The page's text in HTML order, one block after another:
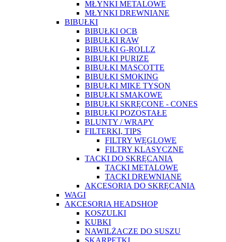
MŁYNKI METALOWE
MŁYNKI DREWNIANE
BIBUŁKI
BIBUŁKI OCB
BIBUŁKI RAW
BIBUŁKI G-ROLLZ
BIBUŁKI PURIZE
BIBUŁKI MASCOTTE
BIBUŁKI SMOKING
BIBUŁKI MIKE TYSON
BIBUŁKI SMAKOWE
BIBUŁKI SKRĘCONE - CONES
BIBUŁKI POZOSTAŁE
BLUNTY / WRAPY
FILTERKI, TIPS
FILTRY WĘGLOWE
FILTRY KLASYCZNE
TACKI DO SKRĘCANIA
TACKI METALOWE
TACKI DREWNIANE
AKCESORIA DO SKRĘCANIA
WAGI
AKCESORIA HEADSHOP
KOSZULKI
KUBKI
NAWILŻACZE DO SUSZU
SKARPETKI